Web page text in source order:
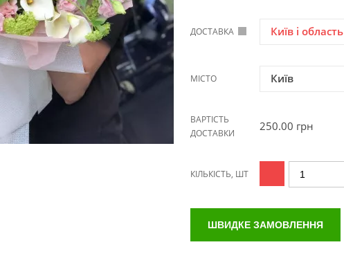
ДОСТАВКА Київ і область
МІСТО Київ
ВАРТІСТЬ
ДОСТАВКИ
250.00 грн
КІЛЬКІСТЬ, ШТ
ШВИДКЕ ЗАМОВЛЕННЯ